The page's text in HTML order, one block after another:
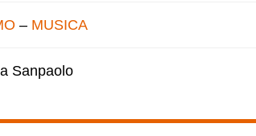
– MUSICA
Sanpaolo